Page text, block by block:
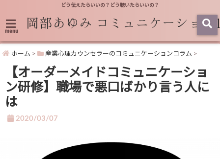
どう伝えたらいいの？どう聴いたらいいの？
menu
ホーム > 産業心理カウンセラーのコミュニケーションコラム >
【オーダーメイドコミュニケーショ
ン研修】職場で悪口ばかり言う人に
は
2020/03/07